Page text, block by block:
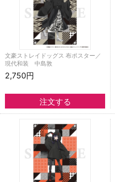
文豪ストレイドッグス 布ポスター／
現代和装 中島敦
2,750円